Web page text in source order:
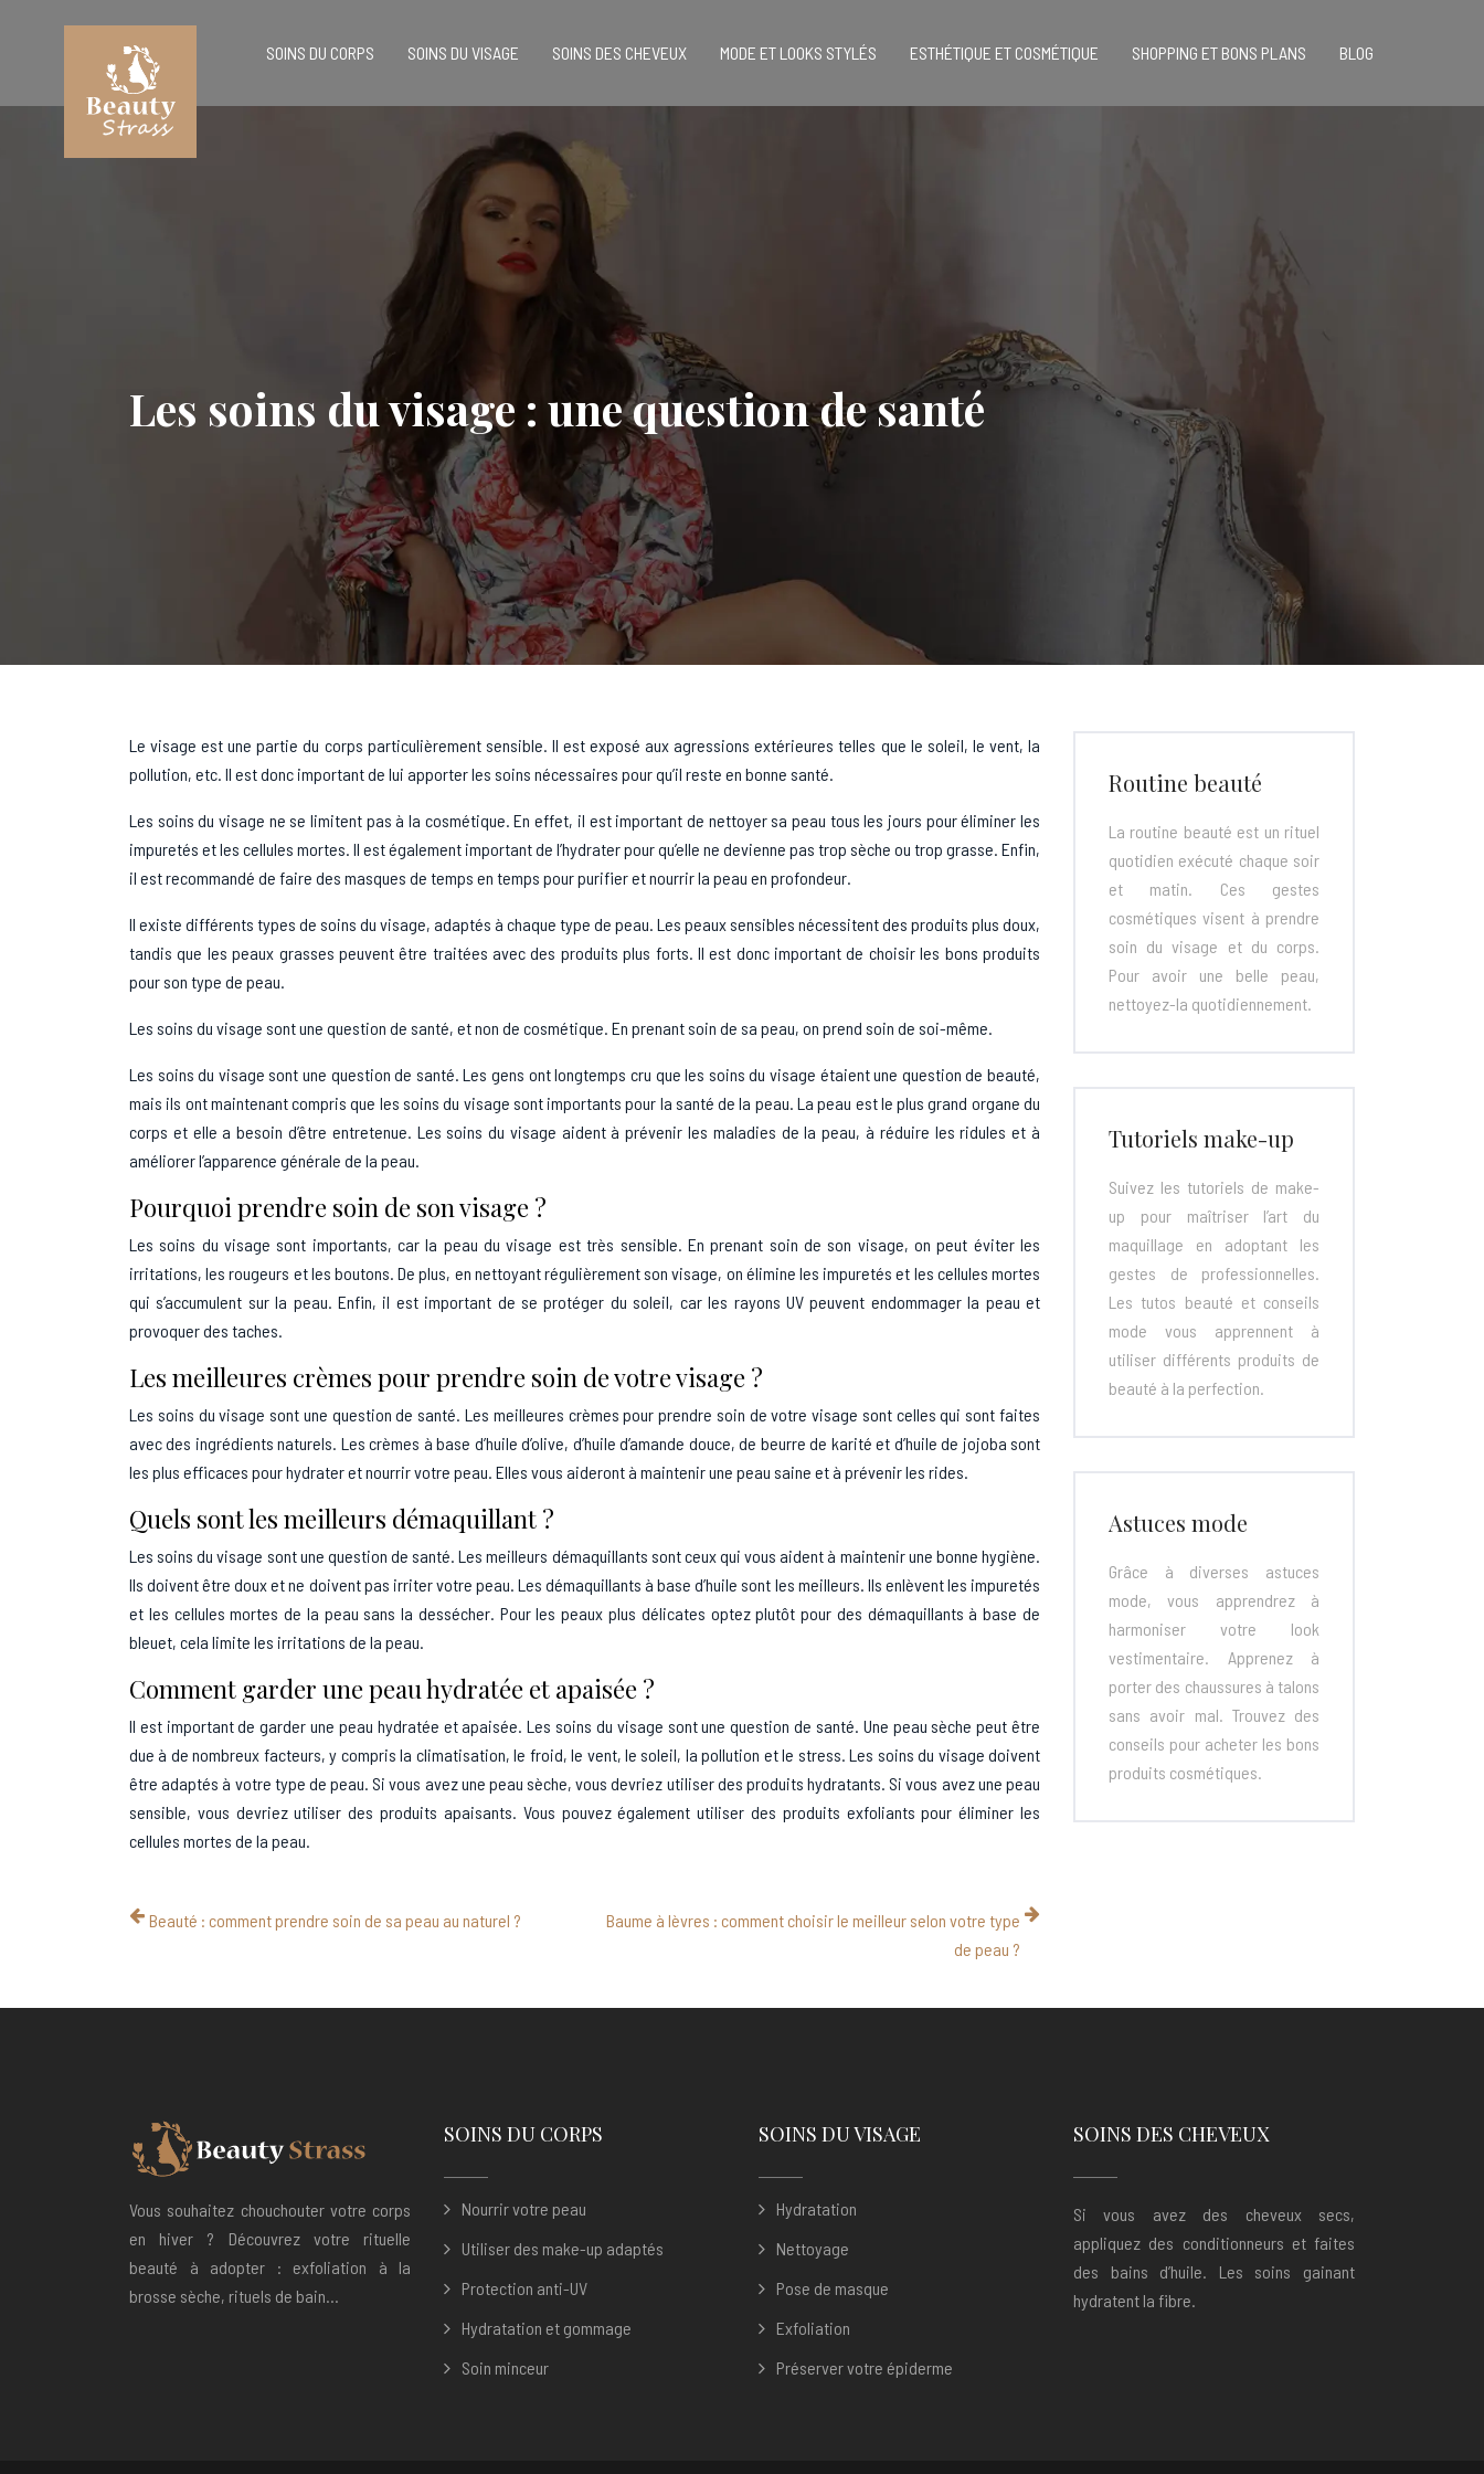
SOINS DU CORPS SOINS DU VISAGE SOINS DES CHEVEUX MODE ET LOOKS STYLÉS ESTHÉTIQUE ET COSMÉTIQUE SHOPPING ET BONS PLANS BLOG
Les soins du visage : une question de santé
Le visage est une partie du corps particulièrement sensible. Il est exposé aux agressions extérieures telles que le soleil, le vent, la
pollution, etc. Il est donc important de lui apporter les soins nécessaires pour qu’il reste en bonne santé.
Les soins du visage ne se limitent pas à la cosmétique. En effet, il est important de nettoyer sa peau tous les jours pour éliminer les
impuretés et les cellules mortes. Il est également important de l’hydrater pour qu’elle ne devienne pas trop sèche ou trop grasse. Enfin,
il est recommandé de faire des masques de temps en temps pour purifier et nourrir la peau en profondeur.
Il existe différents types de soins du visage, adaptés à chaque type de peau. Les peaux sensibles nécessitent des produits plus doux,
tandis que les peaux grasses peuvent être traitées avec des produits plus forts. Il est donc important de choisir les bons produits
pour son type de peau.
Les soins du visage sont une question de santé, et non de cosmétique. En prenant soin de sa peau, on prend soin de soi-même.
Les soins du visage sont une question de santé. Les gens ont longtemps cru que les soins du visage étaient une question de beauté,
mais ils ont maintenant compris que les soins du visage sont importants pour la santé de la peau. La peau est le plus grand organe du
corps et elle a besoin d’être entretenue. Les soins du visage aident à prévenir les maladies de la peau, à réduire les ridules et à
améliorer l’apparence générale de la peau.
Pourquoi prendre soin de son visage ?
Les soins du visage sont importants, car la peau du visage est très sensible. En prenant soin de son visage, on peut éviter les
irritations, les rougeurs et les boutons. De plus, en nettoyant régulièrement son visage, on élimine les impuretés et les cellules mortes
qui s’accumulent sur la peau. Enfin, il est important de se protéger du soleil, car les rayons UV peuvent endommager la peau et
provoquer des taches.
Les meilleures crèmes pour prendre soin de votre visage ?
Les soins du visage sont une question de santé. Les meilleures crèmes pour prendre soin de votre visage sont celles qui sont faites
avec des ingrédients naturels. Les crèmes à base d’huile d’olive, d’huile d’amande douce, de beurre de karité et d’huile de jojoba sont
les plus efficaces pour hydrater et nourrir votre peau. Elles vous aideront à maintenir une peau saine et à prévenir les rides.
Quels sont les meilleurs démaquillant ?
Les soins du visage sont une question de santé. Les meilleurs démaquillants sont ceux qui vous aident à maintenir une bonne hygiène.
Ils doivent être doux et ne doivent pas irriter votre peau. Les démaquillants à base d’huile sont les meilleurs. Ils enlèvent les impuretés
et les cellules mortes de la peau sans la dessécher. Pour les peaux plus délicates optez plutôt pour des démaquillants à base de
bleuet, cela limite les irritations de la peau.
Comment garder une peau hydratée et apaisée ?
Il est important de garder une peau hydratée et apaisée. Les soins du visage sont une question de santé. Une peau sèche peut être
due à de nombreux facteurs, y compris la climatisation, le froid, le vent, le soleil, la pollution et le stress. Les soins du visage doivent
être adaptés à votre type de peau. Si vous avez une peau sèche, vous devriez utiliser des produits hydratants. Si vous avez une peau
sensible, vous devriez utiliser des produits apaisants. Vous pouvez également utiliser des produits exfoliants pour éliminer les
cellules mortes de la peau.
Beauté : comment prendre soin de sa peau au naturel ?
Baume à lèvres : comment choisir le meilleur selon votre type
de peau ?
Routine beauté
La routine beauté est un rituel
quotidien exécuté chaque soir
et matin. Ces gestes
cosmétiques visent à prendre
soin du visage et du corps.
Pour avoir une belle peau,
nettoyez-la quotidiennement.
Tutoriels make-up
Suivez les tutoriels de make-
up pour maîtriser l’art du
maquillage en adoptant les
gestes de professionnelles.
Les tutos beauté et conseils
mode vous apprennent à
utiliser différents produits de
beauté à la perfection.
Astuces mode
Grâce à diverses astuces
mode, vous apprendrez à
harmoniser votre look
vestimentaire. Apprenez à
porter des chaussures à talons
sans avoir mal. Trouvez des
conseils pour acheter les bons
produits cosmétiques.
Vous souhaitez chouchouter votre corps
en hiver ? Découvrez votre rituelle
beauté à adopter : exfoliation à la
brosse sèche, rituels de bain…
SOINS DU CORPS
Nourrir votre peau
Utiliser des make-up adaptés
Protection anti-UV
Hydratation et gommage
Soin minceur
SOINS DU VISAGE
Hydratation
Nettoyage
Pose de masque
Exfoliation
Préserver votre épiderme
SOINS DES CHEVEUX
Si vous avez des cheveux secs,
appliquez des conditionneurs et faites
des bains d’huile. Les soins gainant
hydratent la fibre.